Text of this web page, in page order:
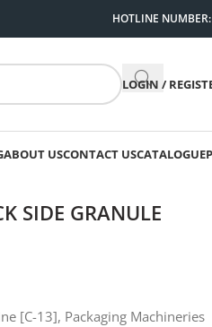
HOTLINE
LOGIN /
ABOUT USCONTACT USCATALOGUE
SIDE GRANULE
[C-13], Packaging Machineries